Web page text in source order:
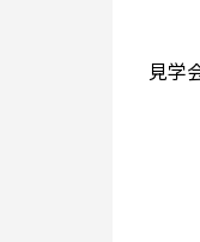
見学